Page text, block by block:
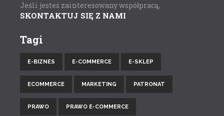
Jeśli jesteś zainteresowany współpracą,
SKONTAKTUJ SIĘ Z NAMI
Tagi
E-BIZNES E-COMMERCE E-SKLEP
ECOMMERCE MARKETING PATRONAT
PRAWO PRAWO E-COMMERCE